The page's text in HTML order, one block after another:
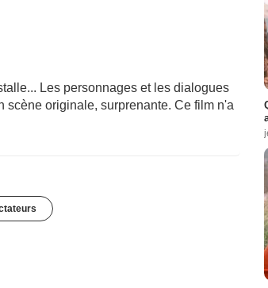
Les personnages et les dialogues
originale, surprenante. Ce film n'a